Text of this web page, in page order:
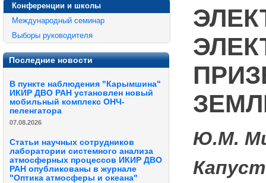
Конференции и школы
Международный семинар
Выборы руководителя
Последние новости
В пункте наблюдения "Карымшина"
ИКИР ДВО РАН установлен новый
мобильный комплекс ОНЧ-
пеленгатора
07.08.2026
Статьи научных сотрудников
лаборатории системного анализа
атмосферных процессов ИКИР ДВО
РАН опубликованы в журнале
"Оптика атмосферы и океана"
Ю.М.